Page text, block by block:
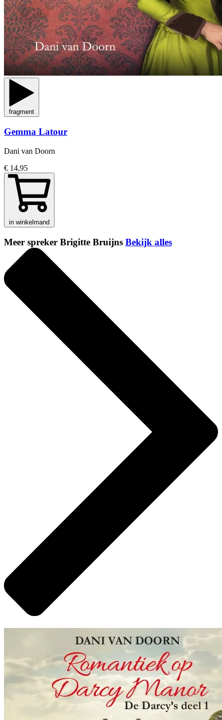
fragment
Gemma Latour
Dani van Doorn
€ 14,95
in winkelmand
Meer spreker Brigitte Bruijns Bekijk alles